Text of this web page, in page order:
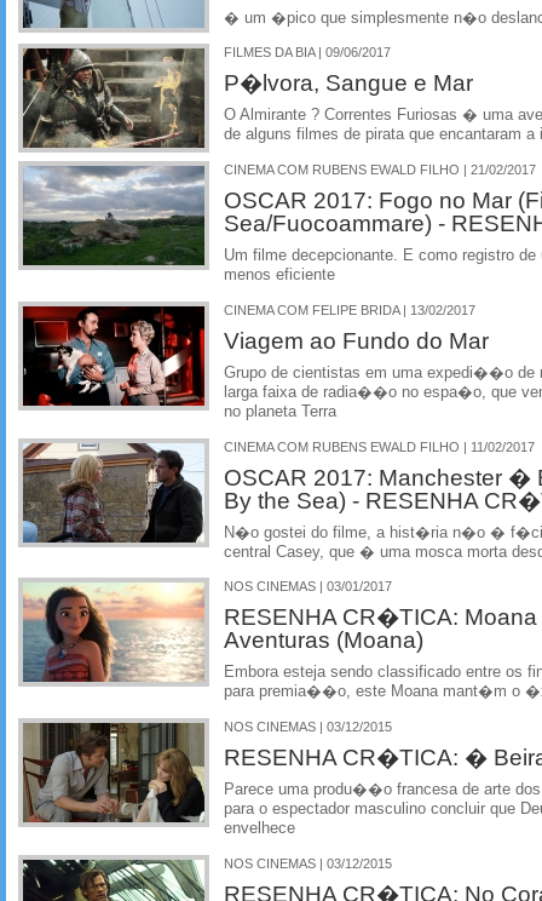
� um �pico que simplesmente n�o
FILMES DA BIA | 09/06/2017
P�lvora, Sangue e Mar
O Almirante ? Correntes Furiosas � uma
de alguns filmes de pirata que encantaram
CINEMA COM RUBENS EWALD FILHO | 21/02/2017
OSCAR 2017: Fogo no Mar
Sea/Fuocoammare) -
Um filme decepcionante. E como registro
menos eficiente
CINEMA COM FELIPE BRIDA | 13/02/2017
Viagem ao Fundo do Mar
Grupo de cientistas em uma expedi��o de
larga faixa de radia��o no espa�o, que
no planeta Terra
CINEMA COM RUBENS EWALD FILHO | 11/02/2017
OSCAR 2017: Manchester �
By the Sea) - RESENHA
N�o gostei do filme, a hist�ria n�o � f�cil
central Casey, que � uma mosca morta
NOS CINEMAS | 03/01/2017
RESENHA CR�TICA: Moana
Aventuras (Moana)
Embora esteja sendo classificado entre os
para premia��o, este Moana mant�m o
NOS CINEMAS | 03/12/2015
RESENHA CR�TICA: �
Parece uma produ��o francesa de arte
para o espectador masculino concluir que
envelhece
NOS CINEMAS | 03/12/2015
RESENHA CR�TICA: No